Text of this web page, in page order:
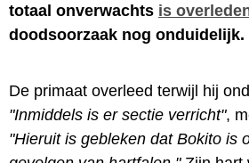
totaal onverwachts is
doodsoorzaak nog onduidelijk.
De primaat overleed terwijl hij
"Inmiddels is er sectie verricht",
"Hieruit is gebleken dat Bokito is